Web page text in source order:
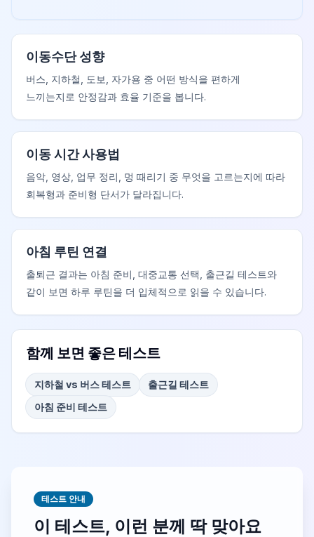
이동수단 성향
버스, 지하철, 도보, 자가용 중 어떤 방식을 편하게
느끼는지로 안정감과 효율 기준을 봅니다.
이동 시간 사용법
음악, 영상, 업무 정리, 멍 때리기 중 무엇을 고르는지에 따라
회복형과 준비형 단서가 달라집니다.
아침 루틴 연결
출퇴근 결과는 아침 준비, 대중교통 선택, 출근길 테스트와
같이 보면 하루 루틴을 더 입체적으로 읽을 수 있습니다.
함께 보면 좋은 테스트
지하철 vs 버스 테스트
출근길 테스트
아침 준비 테스트
테스트 안내
이 테스트, 이런 분께 딱 맞아요